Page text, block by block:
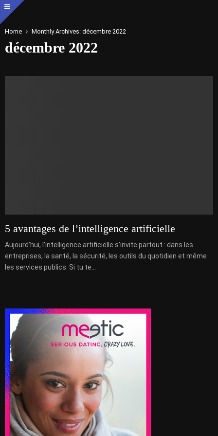
Home Monthly Archives: décembre 2022
décembre 2022
5 avantages de l’intelligence artificielle
Aujourd’hui, l’intelligence artificielle s’invite partout : dans les
entreprises, la santé, la sécurité, les outils du quotidien et même
les services publics. Si tu te...